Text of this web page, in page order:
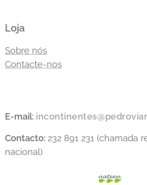
Loja
Sobre nós
Contacte-nos
E-mail:
Contacto: 232 891 231 (chamada
nacional)